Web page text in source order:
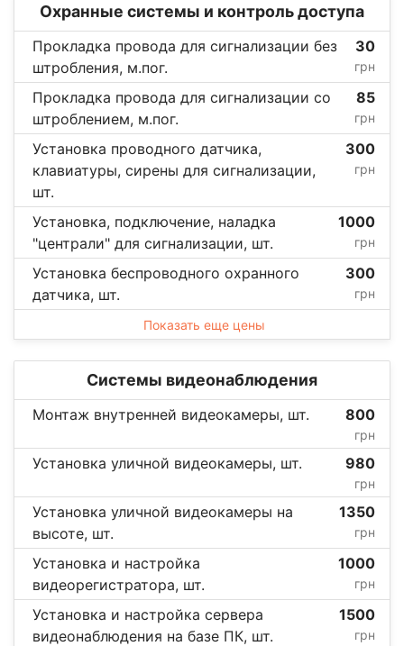
Охранные системы и контроль доступа
Прокладка провода для сигнализации без
штробления, м.пог.
30
грн
Прокладка провода для сигнализации со
штроблением, м.пог.
85
грн
Установка проводного датчика,
клавиатуры, сирены для сигнализации,
шт.
300
грн
Установка, подключение, наладка
"централи" для сигнализации, шт.
1000
грн
Установка беспроводного охранного
датчика, шт.
300
грн
Показать еще цены
Системы видеонаблюдения
Монтаж внутренней видеокамеры, шт. 800
грн
Установка уличной видеокамеры, шт. 980
грн
Установка уличной видеокамеры на
высоте, шт.
1350
грн
Установка и настройка
видеорегистратора, шт.
1000
грн
Установка и настройка сервера
видеонаблюдения на базе ПК, шт.
1500
грн